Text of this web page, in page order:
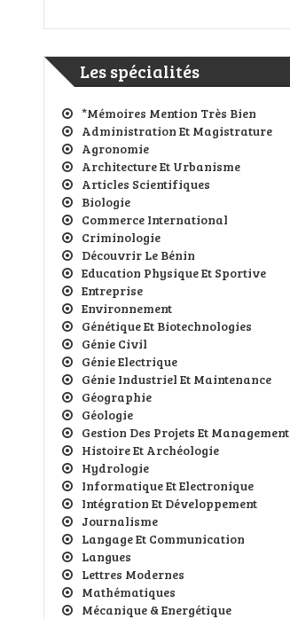
Les spécialités
*Mémoires Mention Très Bien
Administration Et Magistrature
Agronomie
Architecture Et Urbanisme
Articles Scientifiques
Biologie
Commerce International
Criminologie
Découvrir Le Bénin
Education Physique Et Sportive
Entreprise
Environnement
Génétique Et Biotechnologies
Génie Civil
Génie Electrique
Génie Industriel Et Maintenance
Géographie
Géologie
Gestion Des Projets Et Management
Histoire Et Archéologie
Hydrologie
Informatique Et Electronique
Intégration Et Développement
Journalisme
Langage Et Communication
Langues
Lettres Modernes
Mathématiques
Mécanique & Energétique